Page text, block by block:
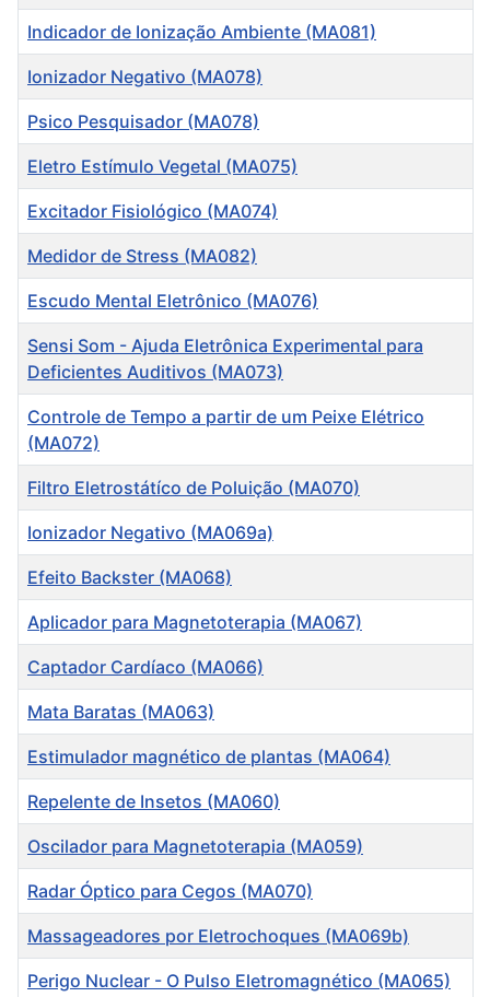
Indicador de Ionização Ambiente (MA081)
Ionizador Negativo (MA078)
Psico Pesquisador (MA078)
Eletro Estímulo Vegetal (MA075)
Excitador Fisiológico (MA074)
Medidor de Stress (MA082)
Escudo Mental Eletrônico (MA076)
Sensi Som - Ajuda Eletrônica Experimental para
Deficientes Auditivos (MA073)
Controle de Tempo a partir de um Peixe Elétrico
(MA072)
Filtro Eletrostátíco de Poluição (MA070)
Ionizador Negativo (MA069a)
Efeito Backster (MA068)
Aplicador para Magnetoterapia (MA067)
Captador Cardíaco (MA066)
Mata Baratas (MA063)
Estimulador magnético de plantas (MA064)
Repelente de Insetos (MA060)
Oscilador para Magnetoterapia (MA059)
Radar Óptico para Cegos (MA070)
Massageadores por Eletrochoques (MA069b)
Perigo Nuclear - O Pulso Eletromagnético (MA065)